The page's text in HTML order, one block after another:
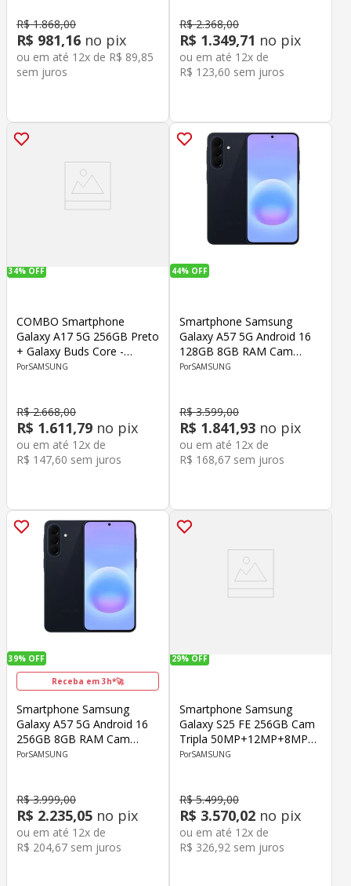
R$ 1.868,00
R$ 981,16 no pix
ou em até 12x de R$ 89,85
sem juros
R$ 2.368,00
R$ 1.349,71 no pix
ou em até 12x de
R$ 123,60 sem juros
34% OFF
COMBO Smartphone
Galaxy A17 5G 256GB Preto
+ Galaxy Buds Core -
Samsung
SAMSUNG
R$ 2.668,00
R$ 1.611,79 no pix
ou em até 12x de
R$ 147,60 sem juros
44% OFF
Smartphone Samsung
Galaxy A57 5G Android 16
128GB 8GB RAM Cam
50MP+12MP+5MP Front
SAMSUNG
R$ 3.599,00
R$ 1.841,93 no pix
ou em até 12x de
R$ 168,67 sem juros
39% OFF
Receba em 3h*🚀
Smartphone Samsung
Galaxy A57 5G Android 16
256GB 8GB RAM Cam
50MP+12MP+5MP Front
SAMSUNG
R$ 3.999,00
R$ 2.235,05 no pix
ou em até 12x de
R$ 204,67 sem juros
29% OFF
Smartphone Samsung
Galaxy S25 FE 256GB Cam
Tripla 50MP+12MP+8MP
Cam Frontal 12MP Deca
SAMSUNG
R$ 5.499,00
R$ 3.570,02 no pix
ou em até 12x de
R$ 326,92 sem juros